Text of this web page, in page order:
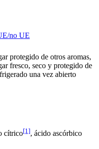
no UE
protegido de otros aromas,
fresco, seco y protegido de
una vez abierto
cítrico[1], ácido ascórbico